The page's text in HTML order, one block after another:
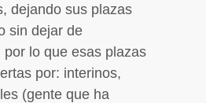
dejando sus plazas
sin dejar de
por lo que esas plazas
por: interinos,
(gente que ha